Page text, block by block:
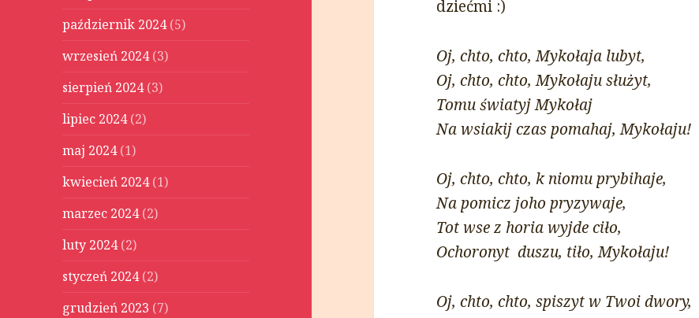
październik 2024(5)
wrzesień 2024(3)
sierpień 2024(3)
lipiec 2024(2)
maj 2024(1)
kwiecień 2024(1)
marzec 2024(2)
luty 2024(2)
styczeń 2024(2)
grudzień 2023 (7)
dziećmi :)
Oj, chto, chto, Mykołaja lubyt,
Oj, chto, chto, Mykołaju służyt,
Tomu światyj Mykołaj
Na wsiakij czas pomahaj, Mykołaju!
Oj, chto, chto, k niomu prybihaje,
Na pomicz joho pryzywaje,
Tot wse z horia wyjde ciło,
Ochoronyt duszu, tiło, Mykołaju!
Oj, chto, chto, spiszyt w Twoi dwory,